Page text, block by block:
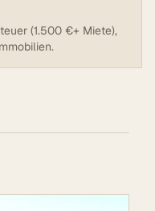
(1.500 €+ Miete),